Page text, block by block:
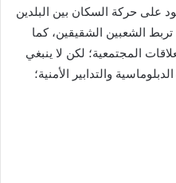
على حركة السكان بين البلدين
الشعبين الشقيقين، كما
المجتمعية؛ لكن لا ينبغي
والتدابير الأمنية؛